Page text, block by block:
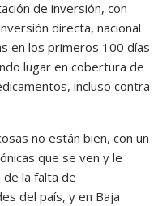
de inversión, con
directa, nacional
en los primeros 100 días
lugar en cobertura de
incluso contra
no están bien, con un
que se ven y le
la falta de
del país, y en Baja